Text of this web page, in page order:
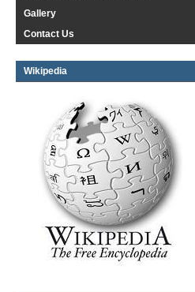
Gallery
Contact Us
Wikipedia